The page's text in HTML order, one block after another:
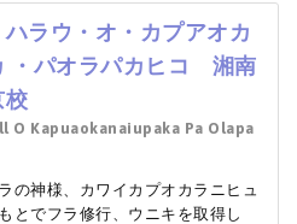
ハラウ・オ・カプアオカ
・パオラパカヒコ 湘南
O Kapuaokanaiupaka Pa Olapa
の神様、カワイカプオカラニヒュ
とでフラ修行、ウニキを取得し